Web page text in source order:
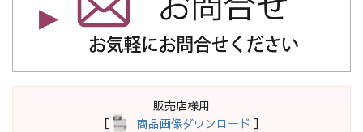
販売店様用
［
商品画像ダウンロード ］